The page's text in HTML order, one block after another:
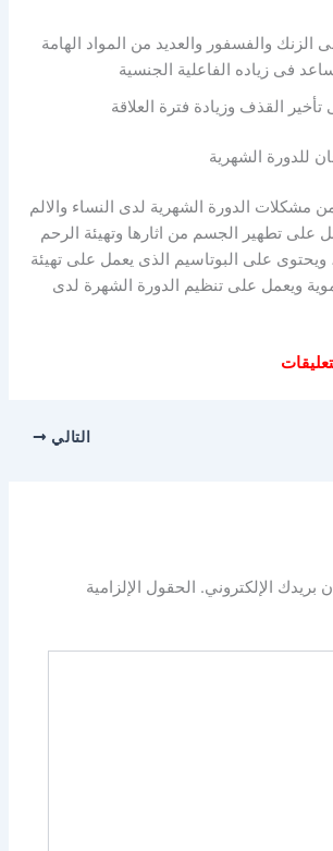
الزنك والفسفور والعديد من المواد الهامة
فى زياده الفاعلية الجنسية
القذف وزيادة فترة العلاقة
للدورة الشهرية
مشكلات الدورة الشهرية لدى النساء والالم
على تطهير الجسم من اثارها وتهيئة الرحم
، ويحتوى على البوتاسيم الذى يعمل على تهيئة
ويعمل على تنظيم الدورة الشهرة لدى
التالي
بريدك الإلكتروني. الحقول الإلزامية